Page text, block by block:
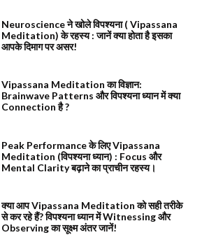
Neuroscience ने खोले विपश्यना ( Vipassana
Meditation) के रहस्य : जानें क्या होता है इसका
आपके दिमाग पर असर!
Vipassana Meditation का विज्ञान:
Brainwave Patterns और विपश्यना ध्यान में क्या
Connection है ?
Peak Performance के लिए Vipassana
Meditation (विपश्यना ध्यान) : Focus और
Mental Clarity बढ़ाने का प्राचीन रहस्य।
क्या आप Vipassana Meditation को सही तरीके
से कर रहे हैं? विपश्यना ध्यान में Witnessing और
Observing का सूक्ष्म अंतर जानें!